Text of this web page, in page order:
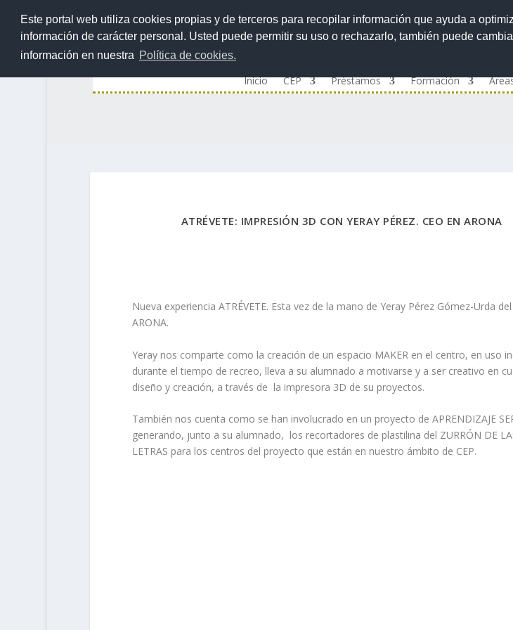
Este portal web utiliza cookies propias y de terceros para recopilar información que ayuda a
información de carácter personal. Usted puede permitir su uso o rechazarlo, también puede
información en nuestra Política de cookies.
Inicio CEP Préstamos Formación
ATRÉVETE: IMPRESIÓN 3D CON YERAY PÉREZ. CEO EN ARONA
Nueva experiencia ATRÉVETE. Esta vez de la mano de Yeray Pérez Gómez-Urda del
ARONA.
Yeray nos comparte como la creación de un espacio MAKER en el centro, en uso
durante el tiempo de recreo, lleva a su alumnado a motivarse y a ser creativo en
diseño y creación, a través de la impresora 3D de su proyectos.
También nos cuenta como se han involucrado en un proyecto de APRENDIZAJE
generando, junto a su alumnado, los recortadores de plastilina del ZURRÓN DE
LETRAS para los centros del proyecto que están en nuestro ámbito de CEP.